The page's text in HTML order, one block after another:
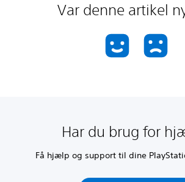
Var denne artikel
Har du brug for
Få hjælp og support til dine